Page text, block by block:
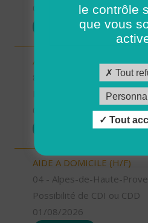
01/08/2026
POSTULER
AIDE A DOMICILE (H/F)
Possibilité de CDI ou CDD
AIDE A DOMICILE (H/F)
04 - Alpes-de-Haute-
Possibilité de CDI ou CDD
01/08/2026
le contrôle
que vous
Tout
Tout